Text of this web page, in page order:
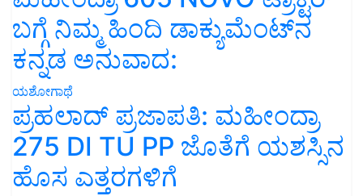
ಬಗ್ಗೆ ನಿಮ್ಮ ಹಿಂದಿ ಡಾಕ್ಯುಮೆಂಟ್‌ನ
ಕನ್ನಡ ಅನುವಾದ:
ಯಶೋಗಾಥೆ
ಪ್ರಹಲಾದ್ ಪ್ರಜಾಪತಿ: ಮಹೀಂದ್ರಾ
275 DI TU PP ಜೊತೆಗೆ ಯಶಸ್ಸಿನ
ಹೊಸ ಎತ್ತರಗಳಿಗೆ